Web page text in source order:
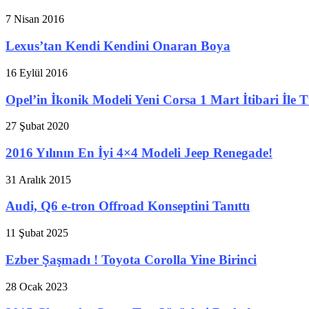
7 Nisan 2016
Lexus’tan Kendi Kendini Onaran Boya
16 Eylül 2016
Opel’in İkonik Modeli Yeni Corsa 1 Mart İtibari İle
27 Şubat 2020
2016 Yılının En İyi 4×4 Modeli Jeep Renegade!
31 Aralık 2015
Audi, Q6 e-tron Offroad Konseptini Tanıttı
11 Şubat 2025
Ezber Şaşmadı ! Toyota Corolla Yine Birinci
28 Ocak 2023